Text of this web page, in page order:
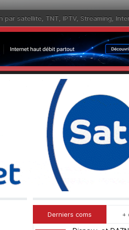
par satellite, TNT, IPTV, Streaming,
Derniers coms +